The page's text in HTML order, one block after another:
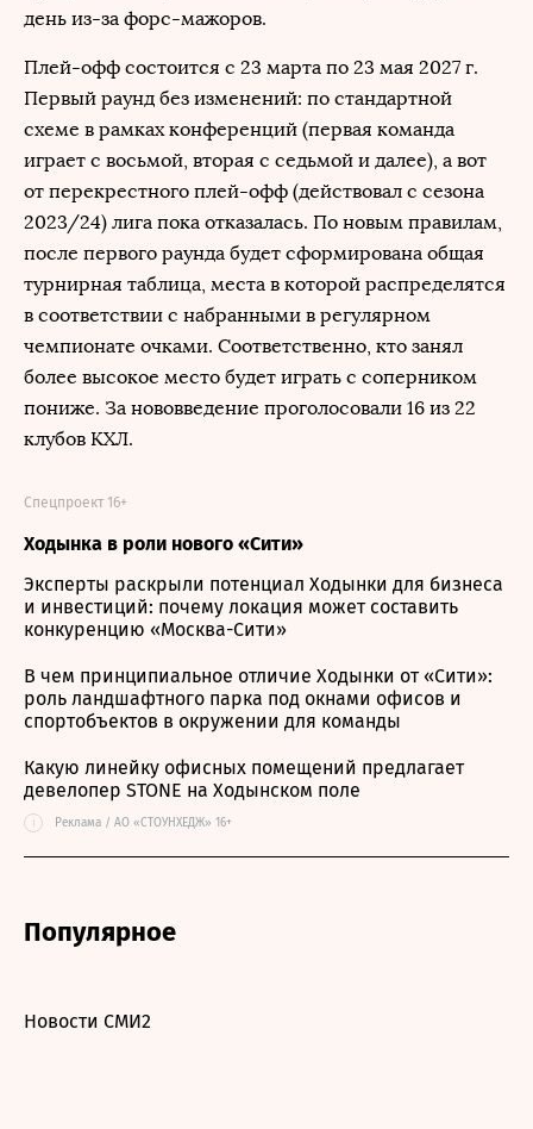
день из-за форс-мажоров.
Плей-офф состоится с 23 марта по 23 мая 2027 г.
Первый раунд без изменений: по стандартной
схеме в рамках конференций (первая команда
играет с восьмой, вторая с седьмой и далее), а вот
от перекрестного плей-офф (действовал с сезона
2023/24) лига пока отказалась. По новым правилам,
после первого раунда будет сформирована общая
турнирная таблица, места в которой распределятся
в соответствии с набранными в регулярном
чемпионате очками. Соответственно, кто занял
более высокое место будет играть с соперником
пониже. За нововведение проголосовали 16 из 22
клубов КХЛ.
Ходынка в роли нового «Сити»
Спецпроект 16+
Эксперты раскрыли потенциал Ходынки для бизнеса
и инвестиций: почему локация может составить
конкуренцию «Москва-Сити»
В чем принципиальное отличие Ходынки от «Сити»:
роль ландшафтного парка под окнами офисов и
спортобъектов в окружении для команды
Какую линейку офисных помещений предлагает
девелопер STONE на Ходынском поле
i Реклама / АО «СТОУНХЕДЖ» 16+
Популярное
Новости СМИ2